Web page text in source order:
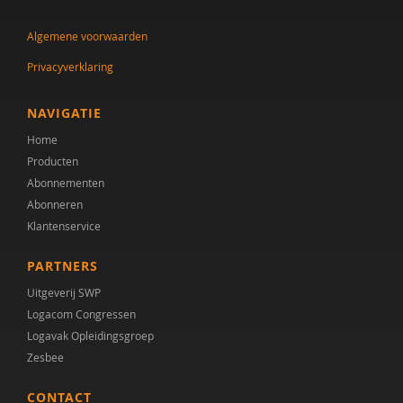
Algemene voorwaarden
Privacyverklaring
NAVIGATIE
Home
Producten
Abonnementen
Abonneren
Klantenservice
PARTNERS
Uitgeverij SWP
Logacom Congressen
Logavak Opleidingsgroep
Zesbee
CONTACT